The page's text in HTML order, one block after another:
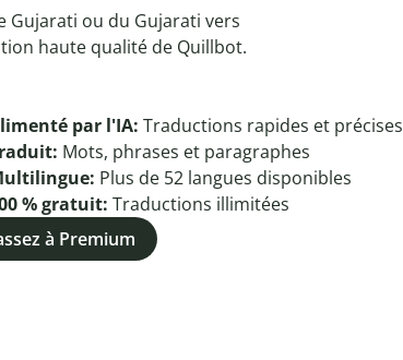
Gujarati ou du Gujarati vers
haute qualité de Quillbot.
par l'IA: Traductions rapides et précises
Mots, phrases et paragraphes
Plus de 52 langues disponibles
% gratuit: Traductions illimitées
à Premium